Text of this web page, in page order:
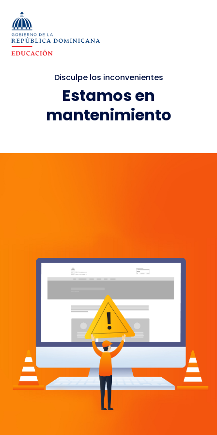
Disculpe los inconvenientes
Estamos en
mantenimiento